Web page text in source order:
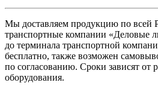
Мы доставляем продукцию по всей
транспортные компании «Деловые
до терминала транспортной
бесплатно, также возможен
по согласованию. Сроки зависят от
оборудования.